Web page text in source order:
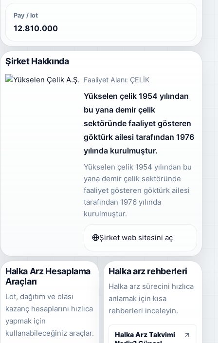
Pay / lot
12.810.000
Şirket Hakkında
Faaliyet Alanı: ÇELİK
Yükselen çelik 1954 yılından
bu yana demir çelik
sektöründe faaliyet gösteren
göktürk ailesi tarafından 1976
yılında kurulmuştur.
Yükselen çelik 1954 yılından bu
yana demir çelik sektöründe
faaliyet gösteren göktürk ailesi
tarafından 1976 yılında
kurulmuştur.
Şirket web sitesini aç
Halka Arz Hesaplama
Araçları
Lot, dağıtım ve olası
kazanç hesaplarını hızlıca
yapmak için
kullanabileceğiniz araçlar.
Halka arz rehberleri
Halka arz sürecini hızlıca
anlamak için kısa
rehberleri inceleyin.
Halka Arz Takvimi